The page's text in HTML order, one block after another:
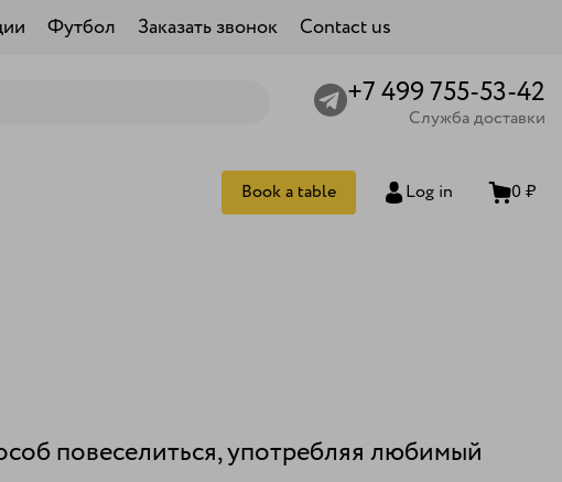
Футбол Заказать звонок Contact us
+7 499 755-53-42
Служба доставки
Book a table Log in 0 ₽
повеселиться, употребляя любимый